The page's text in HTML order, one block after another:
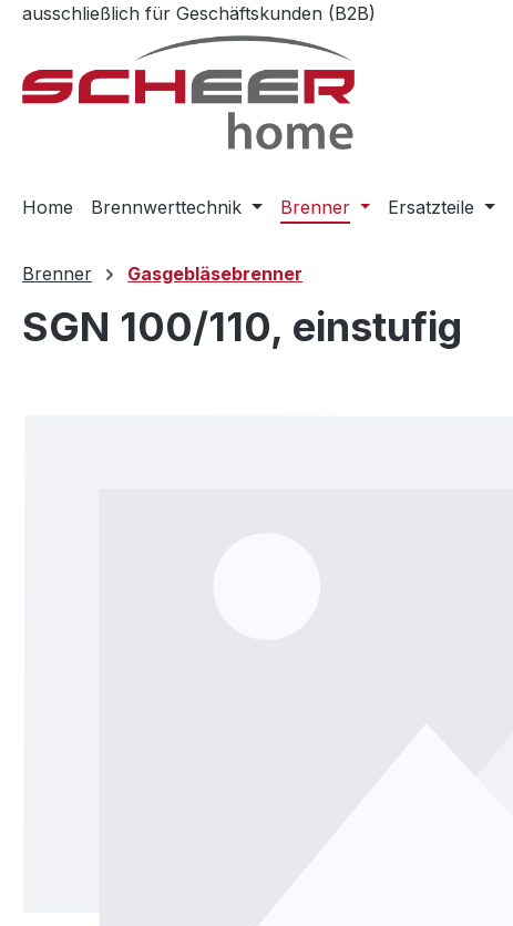
Hauptinhalt springen
Zur Suche springen
Zur Hauptnavigation springen
ausschließlich für Geschäftskunden (B2B)
Home Brennwerttechnik Brenner Ersatzteile
Brenner Gasgebläsebrenner
SGN 100/110, einstufig